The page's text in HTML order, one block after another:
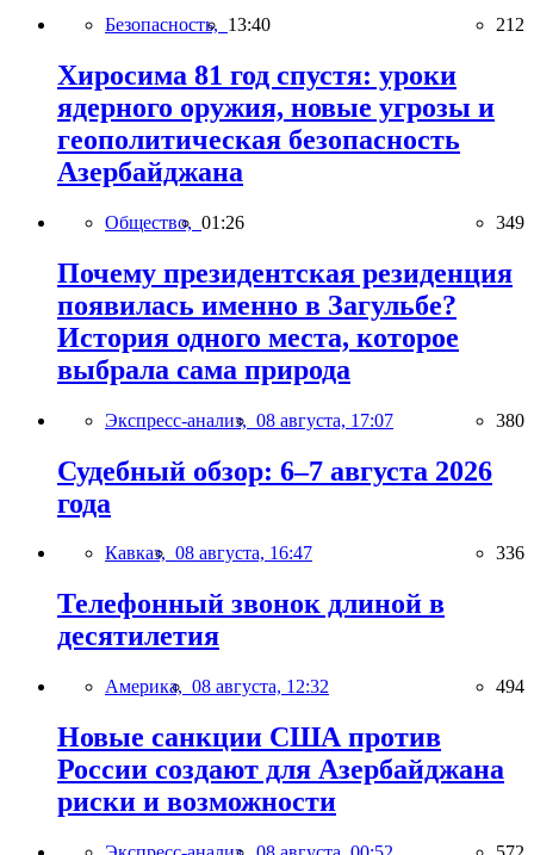
Безопасность, 13:40 212
Хиросима 81 год спустя: уроки
ядерного оружия, новые угрозы и
геополитическая безопасность
Азербайджана
Общество, 01:26 349
Почему президентская резиденция
появилась именно в Загульбе?
История одного места, которое
выбрала сама природа
Экспресс-анализ, 08 августа, 17:07 380
Судебный обзор: 6–7 августа 2026
года
Кавказ, 08 августа, 16:47 336
Телефонный звонок длиной в
десятилетия
Америка, 08 августа, 12:32 494
Новые санкции США против
России создают для Азербайджана
риски и возможности